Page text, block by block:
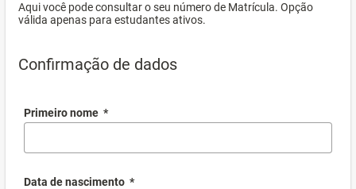
Aqui você pode consultar o seu número de Matrícula. Opção
válida apenas para estudantes ativos.
Confirmação de dados
Primeiro nome *
Data de nascimento *